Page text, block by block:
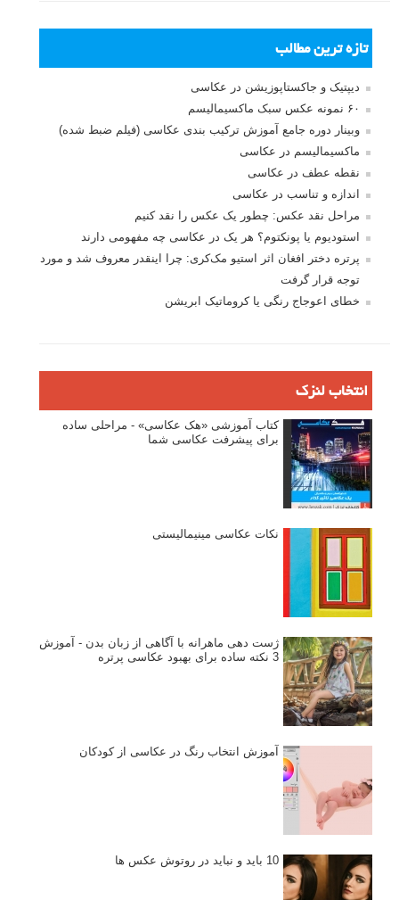
تازه ترین مطالب
دیپتیک و جاکستا‌پوزیشن در عکاسی
۶۰ نمونه عکس سبک ماکسیمالیسم
وبینار دوره جامع آموزش ترکیب بندی عکاسی (فیلم ضبط شده)
ماکسیمالیسم در عکاسی
نقطه عطف در عکاسی
اندازه و تناسب در عکاسی
مراحل نقد عکس: چطور یک عکس را نقد کنیم
استودیوم یا پونکتوم؟ هر یک در عکاسی چه مفهومی دارند
پرتره دختر افغان اثر استیو مک‌کری: چرا اینقدر معروف شد و مورد
توجه قرار گرفت
خطای اعوجاج رنگی یا کروماتیک ابریشن
انتخاب لنزک
کتاب آموزشی «هک عکاسی» - مراحلی ساده
برای پیشرفت عکاسی شما
نکات عکاسی مینیمالیستی
ژست دهی ماهرانه با آگاهی از زبان بدن - آموزش
3 نکته ساده برای بهبود عکاسی پرتره
آموزش انتخاب رنگ در عکاسی از کودکان
10 باید و نباید در روتوش عکس ها